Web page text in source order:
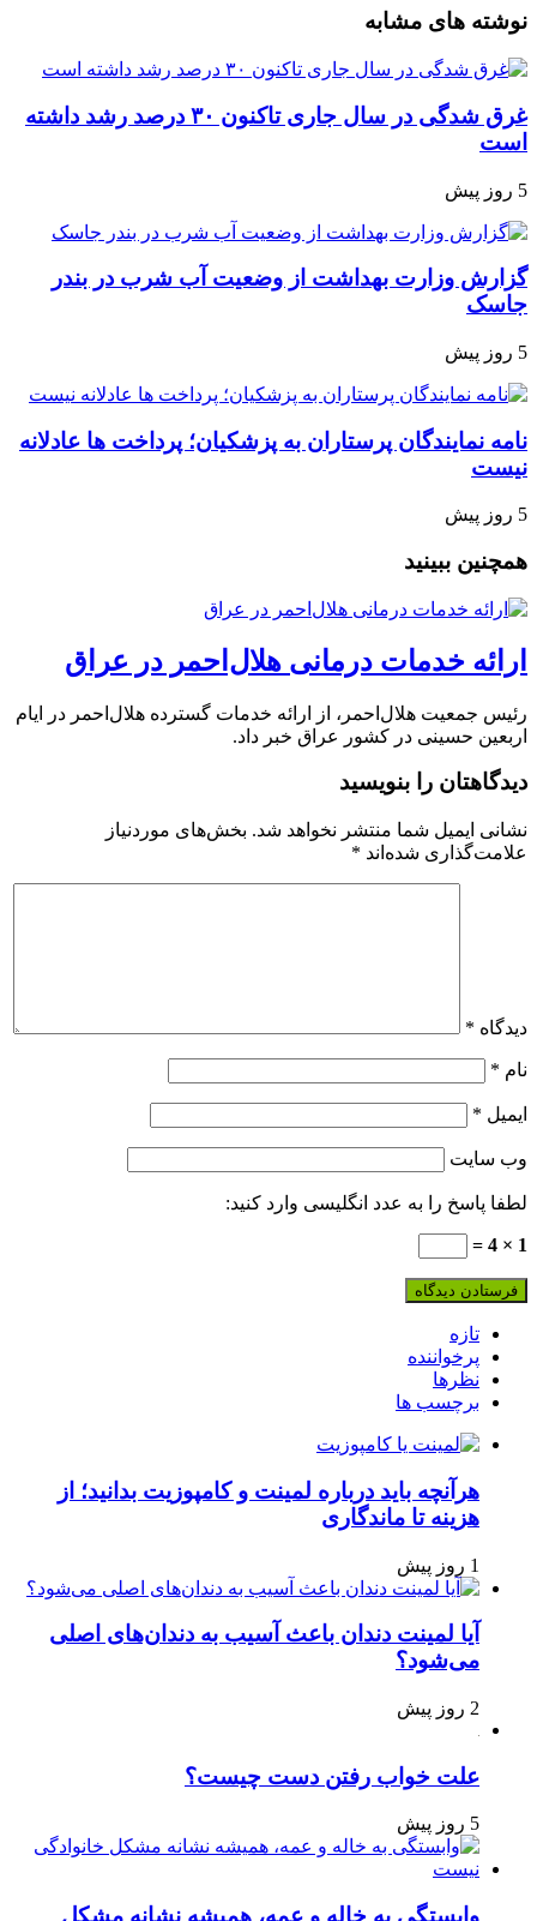
نوشته های مشابه
غرق شدگی در سال جاری تاکنون ۳۰ درصد رشد داشته
است
5 روز پیش
گزارش وزارت بهداشت از وضعیت آب شرب در بندر
جاسک
5 روز پیش
نامه نمایندگان پرستاران به پزشکیان؛ پرداخت ها عادلانه
نیست
5 روز پیش
همچنین ببینید
ارائه خدمات درمانی هلال‌احمر در عراق
رئیس جمعیت هلال‌احمر، از ارائه خدمات گسترده هلال‌احمر در ایام
اربعین حسینی در کشور عراق خبر داد.
دیدگاهتان را بنویسید
نشانی ایمیل شما منتشر نخواهد شد. بخش‌های موردنیاز
علامت‌گذاری شده‌اند *
دیدگاه *
نام *
ایمیل *
وب‌ سایت
لطفا پاسخ را به عدد انگلیسی وارد کنید:
1 × 4 =
تازه
پرخواننده
نظرها
برچسب ها
هرآنچه باید درباره لمینت و کامپوزیت بدانید؛ از
هزینه تا ماندگاری
1 روز پیش
آیا لمینت دندان باعث آسیب به دندان‌های اصلی
می‌شود؟
2 روز پیش
علت خواب رفتن دست چیست؟
5 روز پیش
وابستگی به خاله و عمه، همیشه نشانه مشکل